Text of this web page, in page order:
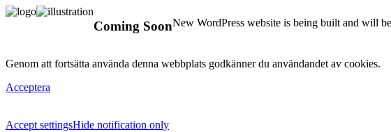
Coming SoonNew WordPress website is being built and will
Genom att fortsätta använda denna webbplats godkänner du användandet av cookies.
Acceptera
Accept settingsHide notification only